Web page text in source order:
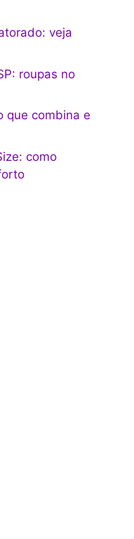
veja
roupas no
que combina e
como